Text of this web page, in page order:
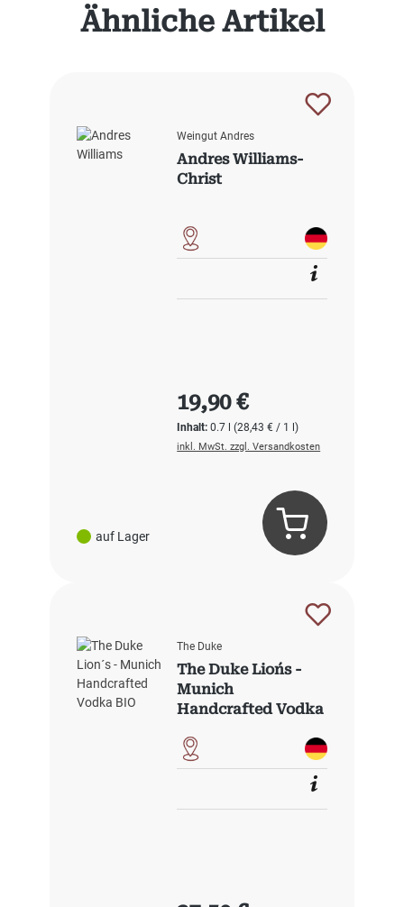
Produktgalerie überspringen
Ähnliche Artikel
auf Lager
Weingut Andres
Andres Williams-
Christ
Inhalt:0.7 l(28,43 € / 1 l)
Regulärer Preis:
19,90 €
inkl. MwSt. zzgl. Versandkosten
The Duke
The Duke Lion´s -
Munich
Handcrafted Vodka
Regulärer Preis: